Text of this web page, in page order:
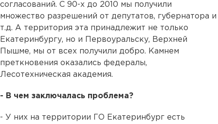
согласований. С 90-х до 2010 мы получили
множество разрешений от депутатов, губернатора и
т.д. А территория эта принадлежит не только
Екатеринбургу, но и Первоуральску, Верхней
Пышме, мы от всех получили добро. Камнем
преткновения оказались федералы,
Лесотехническая академия.
- В чем заключалась проблема?
- У них на территории ГО Екатеринбург есть